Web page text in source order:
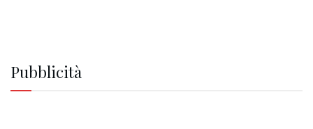
Pubblicità